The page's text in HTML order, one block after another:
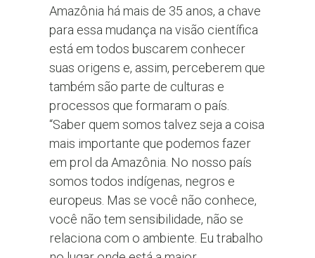
Amazônia há mais de 35 anos, a chave
para essa mudança na visão científica
está em todos buscarem conhecer
suas origens e, assim, perceberem que
também são parte de culturas e
processos que formaram o país.
“Saber quem somos talvez seja a coisa
mais importante que podemos fazer
em prol da Amazônia. No nosso país
somos todos indígenas, negros e
europeus. Mas se você não conhece,
você não tem sensibilidade, não se
relaciona com o ambiente. Eu trabalho